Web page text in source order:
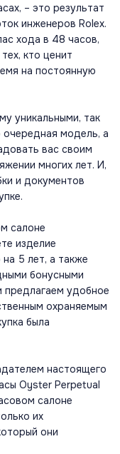
– это результат
инженеров Rolex.
хода в 48 часов,
кто ценит
на постоянную
уникальными, так
очередная модель, а
вас своим
многих лет. И,
и документов
салоне
изделие
5 лет, а также
бонусными
удобное
охраняемым
была
настоящего
Oyster Perpetual
салоне
их
они